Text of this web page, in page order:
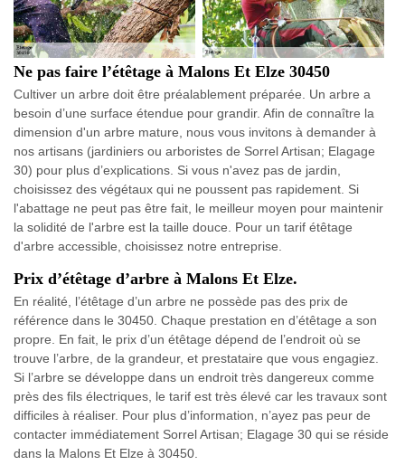
Ne pas faire l’étêtage à Malons Et Elze 30450
Cultiver un arbre doit être préalablement préparée. Un arbre a
besoin d’une surface étendue pour grandir. Afin de connaître la
dimension d'un arbre mature, nous vous invitons à demander à
nos artisans (jardiniers ou arboristes de Sorrel Artisan; Elagage
30) pour plus d’explications. Si vous n'avez pas de jardin,
choisissez des végétaux qui ne poussent pas rapidement. Si
l'abattage ne peut pas être fait, le meilleur moyen pour maintenir
la solidité de l'arbre est la taille douce. Pour un tarif étêtage
d'arbre accessible, choisissez notre entreprise.
Prix d’étêtage d’arbre à Malons Et Elze.
En réalité, l’étêtage d’un arbre ne possède pas des prix de
référence dans le 30450. Chaque prestation en d’étêtage a son
propre. En fait, le prix d’un étêtage dépend de l’endroit où se
trouve l’arbre, de la grandeur, et prestataire que vous engagiez.
Si l’arbre se développe dans un endroit très dangereux comme
près des fils électriques, le tarif est très élevé car les travaux sont
difficiles à réaliser. Pour plus d’information, n’ayez pas peur de
contacter immédiatement Sorrel Artisan; Elagage 30 qui se réside
dans la Malons Et Elze à 30450.